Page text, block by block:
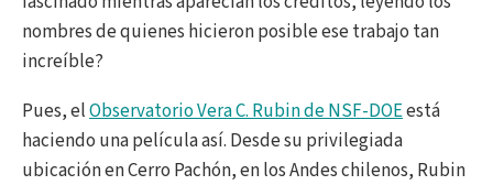
nombres de quienes hicieron posible ese trabajo tan
increíble?
Pues, elObservatorio Vera C. Rubin de NSF-DOEestá
haciendo una película así. Desde su privilegiada
ubicación en Cerro Pachón, en los Andes chilenos, Rubin